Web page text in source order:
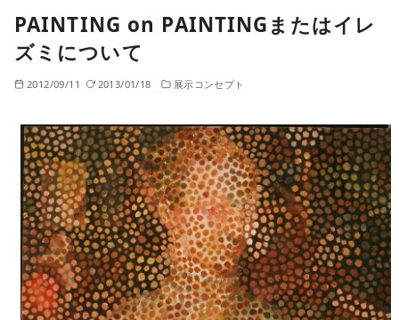
PAINTING on PAINTINGまたはイレ
ズミについて
2012/09/11 2013/01/18 展示コンセプト